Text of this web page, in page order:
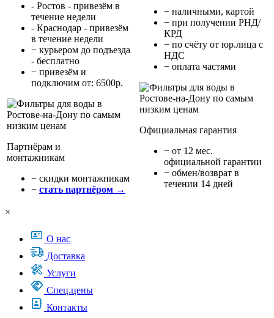
- Ростов - привезём в
течение недели
- Краснодар - привезём
в течение недели
− курьером до подъезда
- бесплатно
− привезём и
подключим от: 6500р.
Партнёрам и
монтажникам
− cкидки монтажникам
− стать партнёром →
− наличными, картой
− при получении РНД/
КРД
− по счёту от юр.лица с
НДС
− оплата частями
Официальная гарантия
− от 12 мес.
официальной гарантии
− обмен/возврат в
течении 14 дней
×
О нас
Доставка
Услуги
Спец.цены
Контакты